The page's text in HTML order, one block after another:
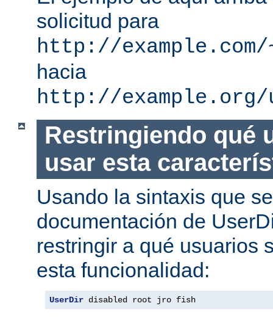
solicitud para
http://example.com/
hacia
http://example.org/
Restringiendo qué
usar esta
Usando la sintaxis que
documentación de
restringir a qué usuarios
esta funcionalidad:
UserDir disabled root jro fish